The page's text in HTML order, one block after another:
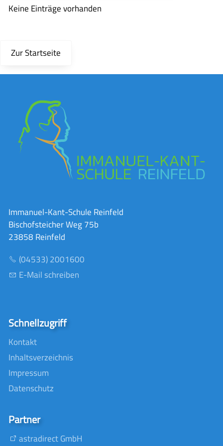
Keine Einträge vorhanden
Zur Startseite
Immanuel-Kant-Schule Reinfeld
Bischofsteicher Weg 75b
23858 Reinfeld
(04533) 2001600
E-Mail schreiben
Schnellzugriff
Kontakt
Inhaltsverzeichnis
Impressum
Datenschutz
Partner
astradirect GmbH